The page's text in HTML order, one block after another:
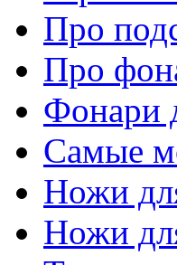
Про
Про
Фонари
Самые
Ножи
Ножи